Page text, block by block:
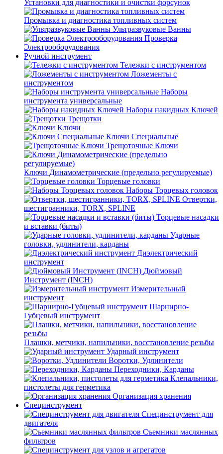
Установки для диагностики и очистки форсунок
Промывка и диагностика топливных систем
Ультразвуковые Ванны
Проверка
Электрооборудования
Ручной инструмент
Тележки с инструментом
Ложементы с
инструментом
Наборы
инструмента универсальные
Наборы накидных Ключей
Трещотки
Ключи
Ключи Специальные
Трещоточные Ключи
Ключи Динамометрические (предельно регулируемые)
Торцевые головки
Наборы Торцевых головок
Отвертки,
шестигранники, TORX, SPLINE
Торцевые насадки
и вставки (биты)
Ударные
головки, удлинители, карданы
Диэлектрический
инструмент
Дюймовый
Инструмент (INCH)
Измерительный
инструмент
Шарнирно-
Губцевый инструмент
Плашки, метчики, напильники, восстановление резьбы
Ударный инструмент
Воротки, Удлинители
Переходники, Карданы
Клепальники,
пистолеты для герметика
Организация хранения
Специнструмент
Специнструмент для
двигателя
Съемники маслянных
фильтров